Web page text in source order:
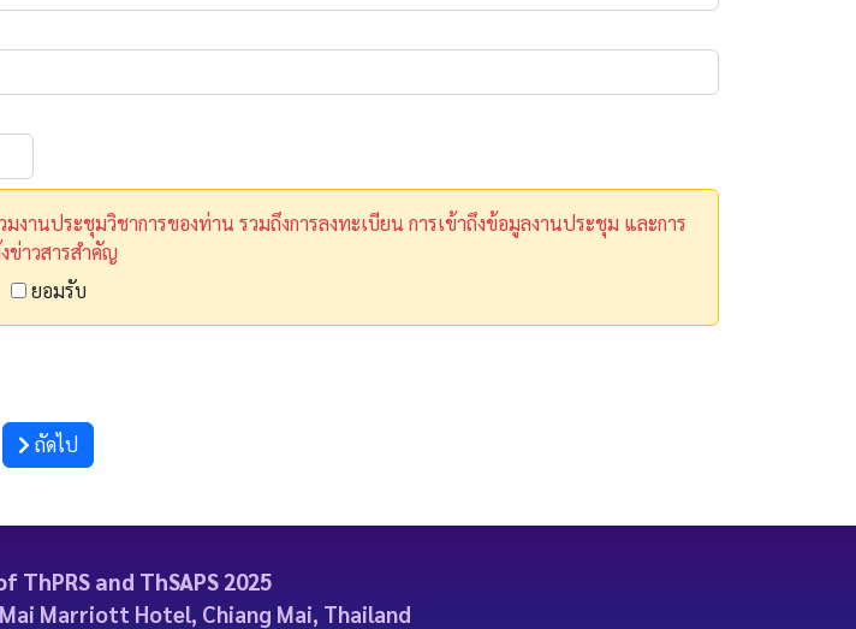
มงานประชุมวิชาการของท่าน รวมถึงการลงทะเบียน การเข้าถึงข้อมูลงานประชุม และการ
ข่าวสารสำคัญ
ยอมรับ
ถัดไป
ThPRS and ThSAPS 2025
Marriott Hotel, Chiang Mai, Thailand